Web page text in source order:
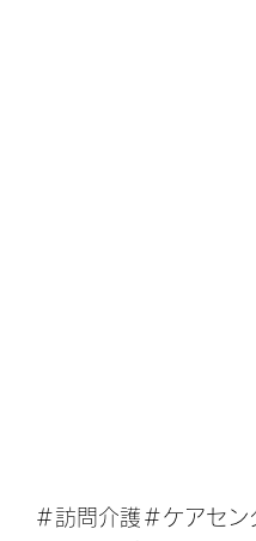
＃訪問介護＃ケアセ